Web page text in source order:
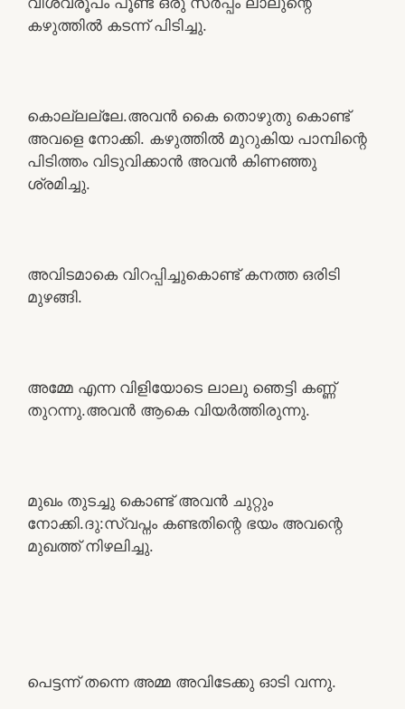
കഴുത്തിൽ കടന്ന് പിടിച്ചു.
കൊല്ലല്ലേ.അവൻ കൈ തൊഴുതു കൊണ്ട്
അവളെ നോക്കി. കഴുത്തിൽ മുറുകിയ പാമ്പിന്റെ
പിടിത്തം വിടുവിക്കാൻ അവൻ കിണഞ്ഞു
ശ്രമിച്ചു.
അവിടമാകെ വിറപ്പിച്ചുകൊണ്ട് കനത്ത ഒരിടി
മുഴങ്ങി.
അമ്മേ എന്ന വിളിയോടെ ലാലു ഞെട്ടി കണ്ണ്
തുറന്നു.അവൻ ആകെ വിയർത്തിരുന്നു.
മുഖം തുടച്ചു കൊണ്ട് അവൻ ചുറ്റും
നോക്കി.ദു:സ്വപ്നം കണ്ടതിന്റെ ഭയം അവന്റെ
മുഖത്ത് നിഴലിച്ചു.
പെട്ടന്ന് തന്നെ അമ്മ അവിടേക്കു ഓടി വന്നു.